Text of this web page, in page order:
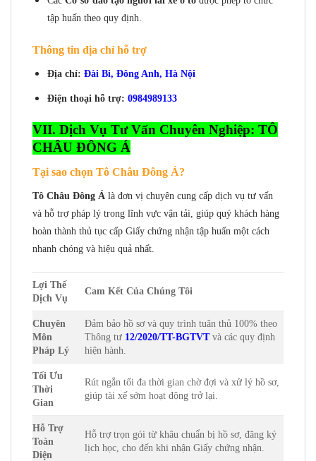
tập huấn theo quy định.
Thông tin địa chỉ hỗ trợ
Địa chỉ: Đài Bi, Đông Anh, Hà Nội
Điện thoại hỗ trợ: 0984989133
VII. Dịch Vụ Tư Vấn Chuyên Nghiệp: TÔ
CHÂU ĐÔNG Á
Tại sao chọn Tô Châu Đông Á?
Tô Châu Đông Á là đơn vị chuyên cung cấp dịch vụ tư vấn
và hỗ trợ pháp lý trong lĩnh vực vận tải, giúp quý khách hàng
hoàn thành thủ tục cấp Giấy chứng nhận tập huấn một cách
nhanh chóng và hiệu quả nhất.
Lợi Thế
Dịch Vụ
Cam Kết Của Chúng Tôi
Chuyên
Môn
Pháp Lý
Đảm bảo hồ sơ và quy trình tuân thủ 100% theo
Thông tư 12/2020/TT-BGTVTvà các quy định
hiện hành.
Tối Ưu
Thời
Gian
Rút ngắn tối đa thời gian chờ đợi và xử lý hồ sơ,
giúp tài xế sớm hoạt động trở lại.
Hỗ Trợ
Toàn
Diện
Hỗ trợ trọn gói từ khâu chuẩn bị hồ sơ, đăng ký
lịch học, cho đến khi nhận Giấy chứng nhận.